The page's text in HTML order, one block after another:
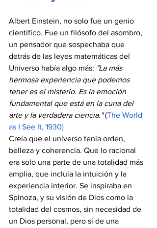
Albert Einstein, no solo fue un genio
científico. Fue un filósofo del asombro,
un pensador que sospechaba que
detrás de las leyes matemáticas del
Universo había algo más: "La más
hermosa experiencia que podemos
tener es el misterio. Es la emoción
fundamental que está en la cuna del
arte y la verdadera ciencia." (The World
as I See It, 1930)
Creía que el universo tenía orden,
belleza y coherencia. Que lo racional
era solo una parte de una totalidad más
amplia, que incluía la intuición y la
experiencia interior. Se inspiraba en
Spinoza, y su visión de Dios como la
totalidad del cosmos, sin necesidad de
un Dios personal, pero sí de una